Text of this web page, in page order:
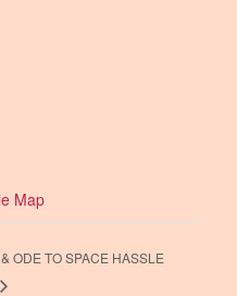
Map
ODE TO SPACE HASSLE